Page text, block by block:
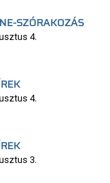
SZÓRAKOZÁS
4.
4.
3.